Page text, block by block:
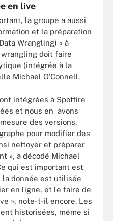
en live
la groupe a aussi
et la préparation
Wrangling) « à
doit faire
(intégrée à la
Michael O’Connell.
intégrées à Spotfire
et nous en avons
des versions,
pour modifier des
nettoyer et préparer
», a décodé Michael
qui est important est
donnée est utilisée
en ligne, et le faire de
», note-t-il encore. Les
historisées, même si